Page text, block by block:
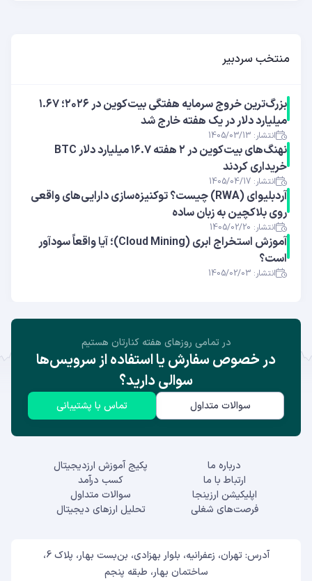
منتخب سردبیر
بزرگ‌ترین خروج سرمایه هفتگی بیت‌کوین در ۲۰۲۶؛ ۱.۶۷
میلیارد دلار در یک هفته خارج شد
انتشار: 1405/03/13
نهنگ‌های بیت‌کوین در ۲ هفته ۱۶.۷ میلیارد دلار BTC
خریداری کردند
انتشار: 1405/04/17
آر‌دبلیوای (RWA) چیست؟ توکنیزه‌سازی دارایی‌های واقعی
روی بلاکچین به زبان ساده
انتشار: 1405/02/20
آموزش استخراج ابری (Cloud Mining)؛ آیا واقعاً سودآور
است؟
انتشار: 1405/02/03
در تمامی روز‌های هفته کنارتان هستیم
در خصوص سفارش یا استفاده از سرویس‌ها
سوالی دارید؟
سوالات متداول تماس با پشتیبانی
درباره ما
ارتباط با ما
اپلیکیشن ارزینجا
فرصت‌های شغلی
پکیج آموزش ارزدیجیتال
کسب درآمد
سوالات متداول
تحلیل ارزهای دیجیتال
آدرس: تهران، زعفرانیه، بلوار بهزادی، بن‌بست بهار، پلاک 6،
ساختمان بهار، طبقه پنجم